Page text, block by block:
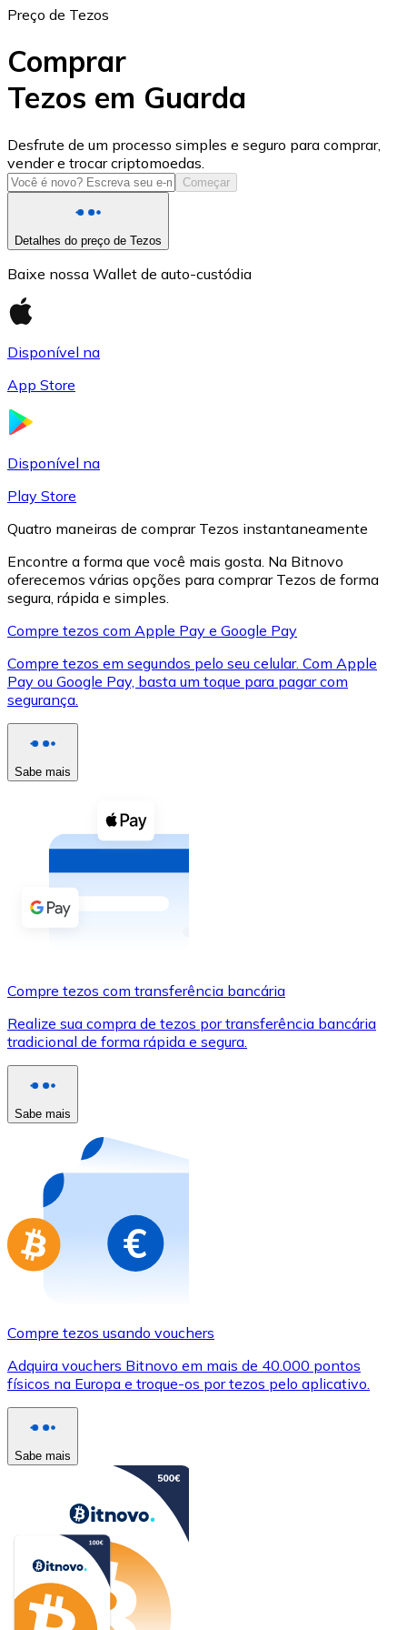
USD Coin
USDC
XRP
XRP
Ver tudo
Cupons cripto
Compre criptomoedas com dinheiro e outros
Comprar com dinheiro
Transferência SEPA
Use cartões Visa e Mastercard para comprar
Comprar com cartão
Compre cartões-presente das suas marcas favoritas
Ir para a loja de cartões-presente
Preço de Tezos
Comprar
Tezos em Guarda
Desfrute de um processo simples e seguro para comprar,
vender e trocar criptomoedas.
Começar
Detalhes do preço de Tezos
Baixe nossa Wallet de auto-custódia
Disponível na
App Store
Disponível na
Play Store
Quatro maneiras de comprar Tezos instantaneamente
Encontre a forma que você mais gosta. Na Bitnovo
oferecemos várias opções para comprar Tezos de forma
segura, rápida e simples.
Compre tezos com Apple Pay e Google Pay
Compre tezos em segundos pelo seu celular. Com Apple
Pay ou Google Pay, basta um toque para pagar com
segurança.
Sabe mais
Compre tezos com transferência bancária
Realize sua compra de tezos por transferência bancária
tradicional de forma rápida e segura.
Sabe mais
Compre tezos usando vouchers
Adquira vouchers Bitnovo em mais de 40.000 pontos
físicos na Europa e troque-os por tezos pelo aplicativo.
Sabe mais